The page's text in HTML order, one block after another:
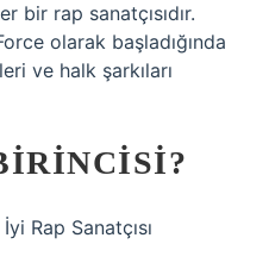
bir rap sanatçısıdır.
olarak başladığında
ve halk şarkıları
Rap Sanatçısı